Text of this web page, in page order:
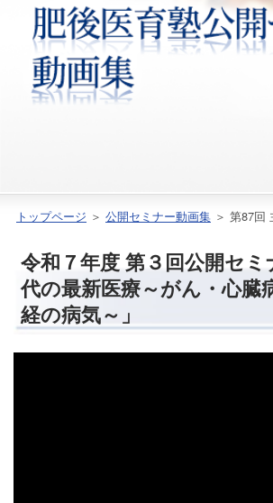
トップページ ＞ 公開セミナー動画集 ＞ 第87回
令和７年度 第３回公開セ
代の最新医療～がん・心臓
経の病気～」